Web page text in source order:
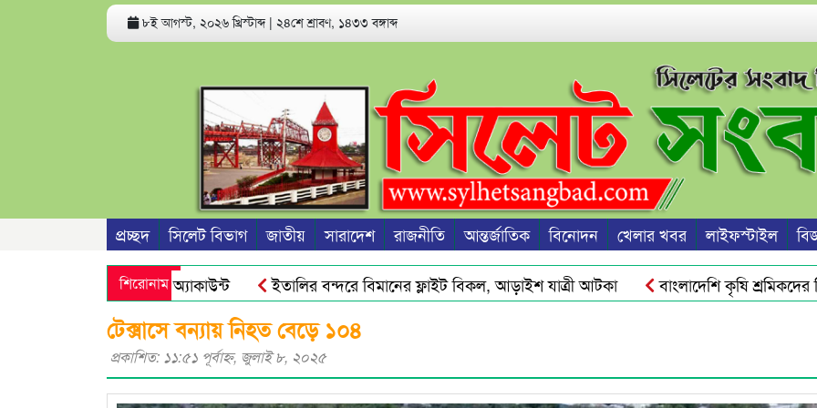
৮ই আগস্ট, ২০২৬ খ্রিস্টাব্দ | ২৪শে শ্রাবণ, ১৪৩৩ বঙ্গাব্দ
প্রচ্ছদ সিলেট বিভাগ জাতীয় সারাদেশ রাজনীতি আন্তর্জাতিক বিনোদন খেলার খবর লাইফস্টাইল
শিরোনাম
পারে ফোন ও ব্যাংক অ্যাকাউন্ট ইতালির বন্দরে বিমানের ফ্লাইট বিকল, আড়াইশ যাত্রী আটকা বাংলাদেশি কৃষি শ্রমিকদের
জনগণ আর ভয় পায়না : এড. জুবায়ের
টেক্সাসে বন্যায় নিহত বেড়ে ১০৪
প্রকাশিত: ১১:৫১ পূর্বাহ্ণ, জুলাই ৮, ২০২৫